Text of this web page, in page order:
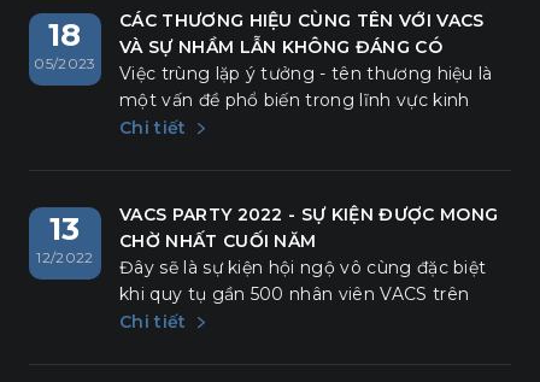
chỉ kéo dài 3 ngày 2 đêm nhưng thực sự đã
mang lại cho VACSers nhiều cảm xúc, nhiều
khoảnh khắc lắng đọng và "chở" thêm
những hi vọng vào tương lai.
18
05/2023
CÁC THƯƠNG HIỆU CÙNG TÊN VỚI VACS
VÀ SỰ NHẦM LẪN KHÔNG ĐÁNG CÓ
Việc trùng lặp ý tưởng - tên thương hiệu là
một vấn đề phổ biến trong lĩnh vực kinh
doanh và tiếp thị. Khi hai hoặc nhiều tổ chức
gây ra sự nhầm lẫn.
Chi tiết
13
12/2022
VACS PARTY 2022 - SỰ KIỆN ĐƯỢC MONG
CHỜ NHẤT CUỐI NĂM
Đây sẽ là sự kiện hội ngộ vô cùng đặc biệt
khi quy tụ gần 500 nhân viên VACS trên
khắp cả nước tham dự. Chương trình được
Chi tiết